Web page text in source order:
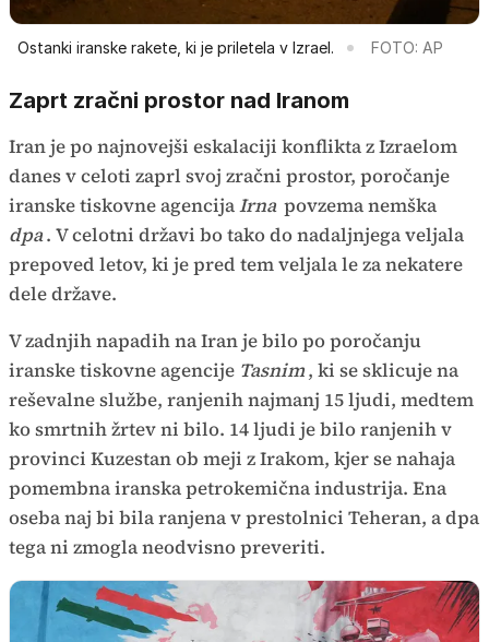
Ostanki iranske rakete, ki je priletela v Izrael. FOTO: AP
Zaprt zračni prostor nad Iranom
Iran je po najnovejši eskalaciji konflikta z Izraelom
danes v celoti zaprl svoj zračni prostor, poročanje
iranske tiskovne agencijaIrna povzema nemška
dpa. V celotni državi bo tako do nadaljnjega veljala
prepoved letov, ki je pred tem veljala le za nekatere
dele države.
V zadnjih napadih na Iran je bilo po poročanju
iranske tiskovne agencije Tasnim, ki se sklicuje na
reševalne službe, ranjenih najmanj 15 ljudi, medtem
ko smrtnih žrtev ni bilo. 14 ljudi je bilo ranjenih v
provinci Kuzestan ob meji z Irakom, kjer se nahaja
pomembna iranska petrokemična industrija. Ena
oseba naj bi bila ranjena v prestolnici Teheran, a dpa
tega ni zmogla neodvisno preveriti.